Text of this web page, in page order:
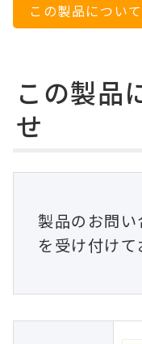
この製品につい
この製品
せ
製品のお問
を受け付けて